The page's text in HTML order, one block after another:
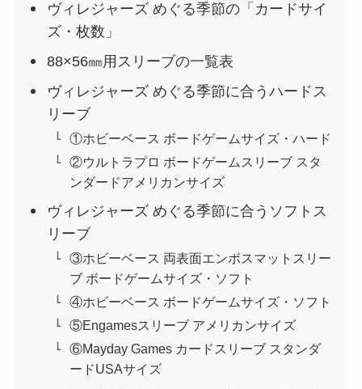
ヴィレジャーズ めぐる季節の「カードサイ
ズ・枚数」
88×56㎜用スリーブの一覧表
ヴィレジャーズ めぐる季節に合うハードス
リーブ
①ホビーベース ボードゲームサイズ・ハード
②ウルトラプロ ボードゲームスリーブ スタ
ンダードアメリカンサイズ
ヴィレジャーズ めぐる季節に合うソフトス
リーブ
③ホビーベース 両表面エンボスマットスリー
ブ ボードゲームサイズ・ソフト
④ホビーベース ボードゲームサイズ・ソフト
⑤Engamesスリーブ アメリカンサイズ
⑥Mayday Games カードスリーブ スタンダ
ードUSAサイズ